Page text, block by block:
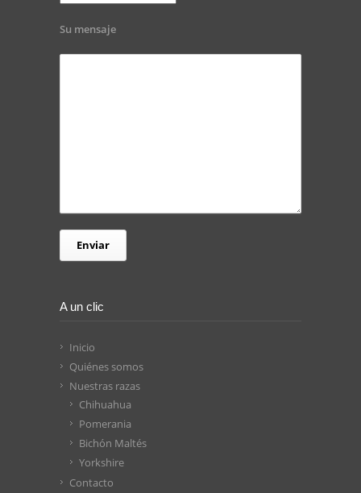
Su mensaje
A un clic
Inicio
Quiénes somos
Nuestras razas
Chihuahua
Pomerania
Bichón Maltés
Yorkshire
Contacto